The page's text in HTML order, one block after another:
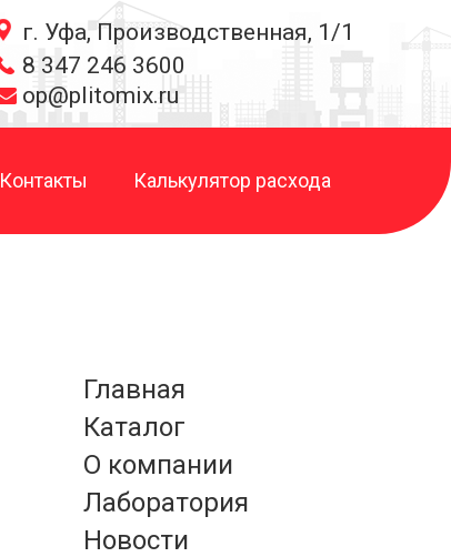
г. Уфа, Производственная, 1/1
8 347 246 3600
op@plitomix.ru
Контакты Калькулятор расхода
Главная
Каталог
О компании
Лаборатория
Новости